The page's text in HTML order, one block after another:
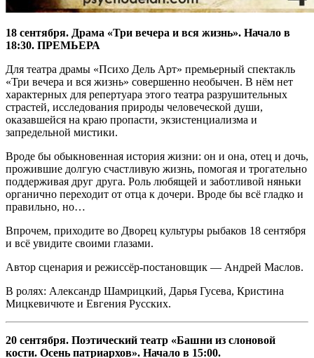
18 сентября. Драма «Три вечера и вся жизнь». Начало в
18:30. ПРЕМЬЕРА
Для театра драмы «Психо Дель Арт» премьерный спектакль
«Три вечера и вся жизнь» совершенно необычен. В нём нет
характерных для репертуара этого театра разрушительных
страстей, исследования природы человеческой души,
оказавшейся на краю пропасти, экзистенциализма и
запредельной мистики.
Вроде бы обыкновенная история жизни: он и она, отец и дочь,
прожившие долгую счастливую жизнь, помогая и трогательно
поддерживая друг друга. Роль любящей и заботливой няньки
органично переходит от отца к дочери. Вроде бы всё гладко и
правильно, но…
Впрочем, приходите во Дворец культуры рыбаков 18 сентября
и всё увидите своими глазами.
Автор сценария и режиссёр-постановщик — Андрей Маслов.
В ролях: Александр Шамрицкий, Дарья Гусева, Кристина
Мицкевичюте и Евгения Русских.
20 сентября. Поэтический театр «Башни из слоновой
кости. Осень патриархов». Начало в 15:00.